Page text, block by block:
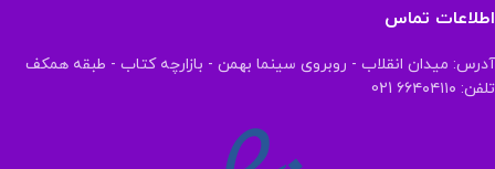
اطلاعات تماس
آدرس: میدان انقلاب - روبروی سینما بهمن - بازارچه کتاب - طبقه همکف
تلفن: ۶۶۴۰۴۱۱۰ 021